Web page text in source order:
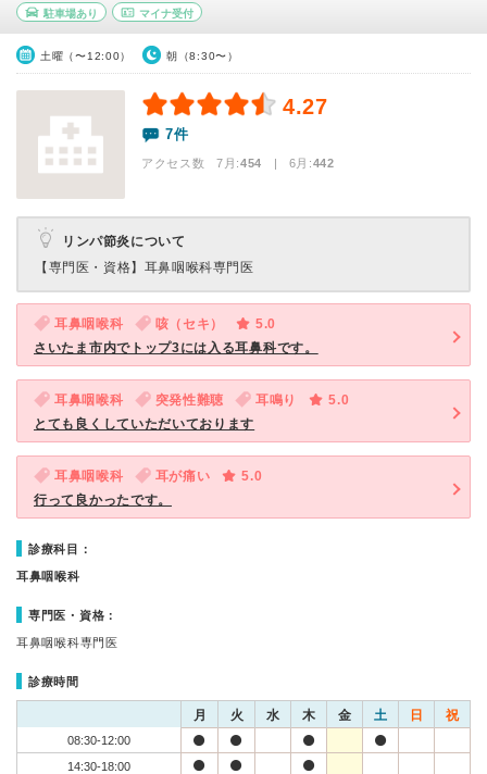
駐車場あり マイナ受付
土曜（〜12:00） 朝（8:30〜）
4.27
7件
アクセス数 7月:454 | 6月:442
リンパ節炎について
【専門医・資格】 耳鼻咽喉科専門医
耳鼻咽喉科 咳（セキ）
5.0
さいたま市内でトップ3には入る耳鼻科です。
耳鼻咽喉科 突発性難聴 耳鳴り
5.0
とても良くしていただいております
耳鼻咽喉科 耳が痛い
5.0
行って良かったです。
診療科目：
耳鼻咽喉科
専門医・資格：
耳鼻咽喉科専門医
診療時間
月 火 水 木 金 土 日 祝
08:30-12:00
14:30-18:00